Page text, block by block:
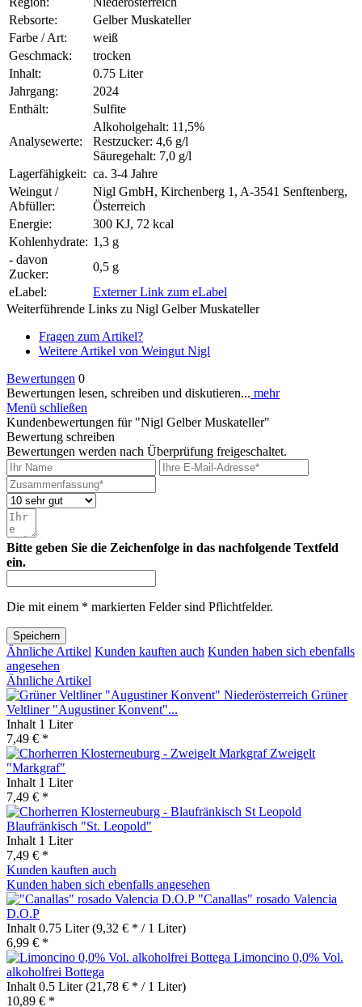
Rebsorte:
Gelber Muskateller
Farbe / Art:
weiß
Geschmack:
trocken
Inhalt:
0.75 Liter
Jahrgang:
2024
Enthält:
Sulfite
Analysewerte:
Alkoholgehalt: 11,5%
Restzucker: 4,6 g/l
Säuregehalt: 7,0 g/l
Lagerfähigkeit: ca. 3-4 Jahre
Weingut /
Abfüller:
Nigl GmbH, Kirchenberg 1, A-3541 Senftenberg,
Österreich
Energie:
300 KJ, 72 kcal
Kohlenhydrate: 1,3 g
- davon
Zucker:
0,5 g
eLabel:
Externer Link zum eLabel
Weiterführende Links zu Nigl Gelber Muskateller
Fragen zum Artikel?
Weitere Artikel von Weingut Nigl
Bewertungen 0
Bewertungen lesen, schreiben und diskutieren... mehr
Menü schließen
Kundenbewertungen für "Nigl Gelber Muskateller"
Bewertung schreiben
Bewertungen werden nach Überprüfung freigeschaltet.
Bitte geben Sie die Zeichenfolge in das nachfolgende Textfeld
ein.
Die mit einem * markierten Felder sind Pflichtfelder.
Speichern
Ähnliche Artikel Kunden kauften auch Kunden haben sich ebenfalls
angesehen
Ähnliche Artikel
Grüner
Veltliner "Augustiner Konvent"...
Inhalt 1 Liter
7,49 € *
Zweigelt
"Markgraf"
Inhalt 1 Liter
7,49 € *
Blaufränkisch "St. Leopold"
Inhalt 1 Liter
7,49 € *
Kunden kauften auch
Kunden haben sich ebenfalls angesehen
"Canallas" rosado Valencia
D.O.P
Inhalt 0.75 Liter(9,32 € * / 1 Liter)
6,99 € *
Limoncino 0,0% Vol.
alkoholfrei Bottega
Inhalt 0.5 Liter(21,78 € * / 1 Liter)
10,89 € *